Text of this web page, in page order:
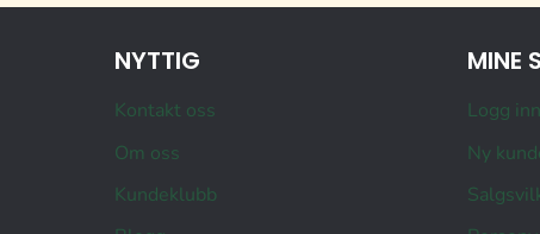
NYTTIG
Kontakt oss
Om oss
Kundeklubb
MINE
Logg inn
Ny